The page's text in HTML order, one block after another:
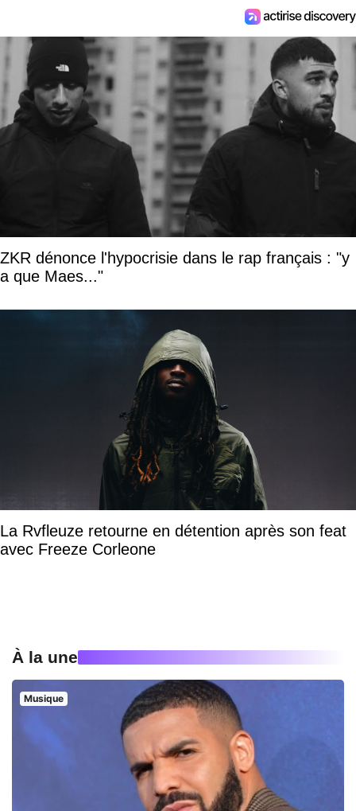
ZKR dénonce l'hypocrisie dans le rap français : "y
a que Maes..."
La Rvfleuze retourne en détention après son feat
avec Freeze Corleone
À la une
Musique